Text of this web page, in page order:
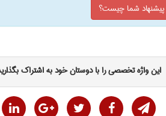
پیشنهاد شما چیست؟
این واژه تخصصی را با دوستان خود به اشتراک